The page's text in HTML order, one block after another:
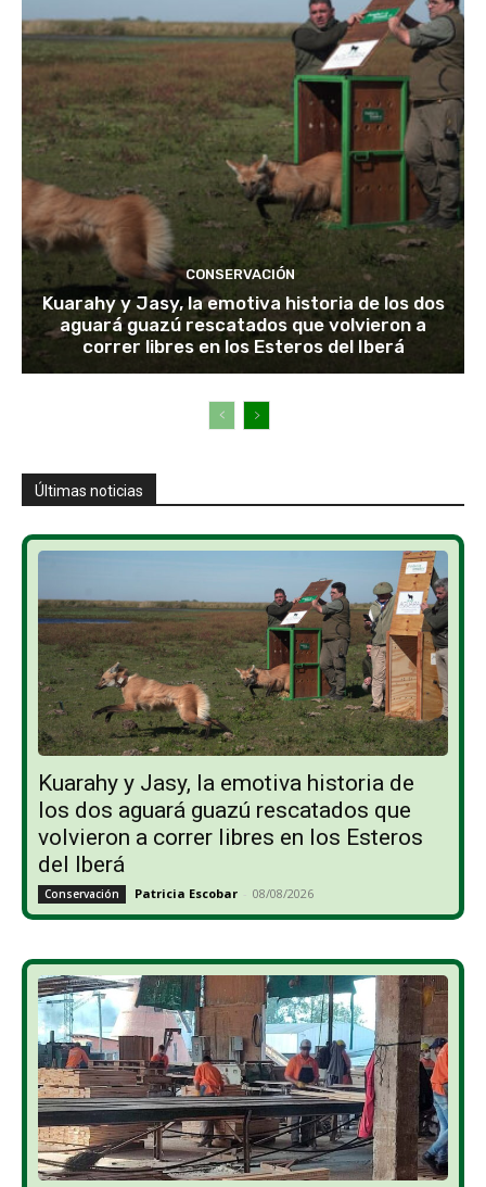
CONSERVACIÓN
Kuarahy y Jasy, la emotiva historia de los dos
aguará guazú rescatados que volvieron a
correr libres en los Esteros del Iberá
Últimas noticias
Kuarahy y Jasy, la emotiva historia de
los dos aguará guazú rescatados que
volvieron a correr libres en los Esteros
del Iberá
Conservación Patricia Escobar - 08/08/2026